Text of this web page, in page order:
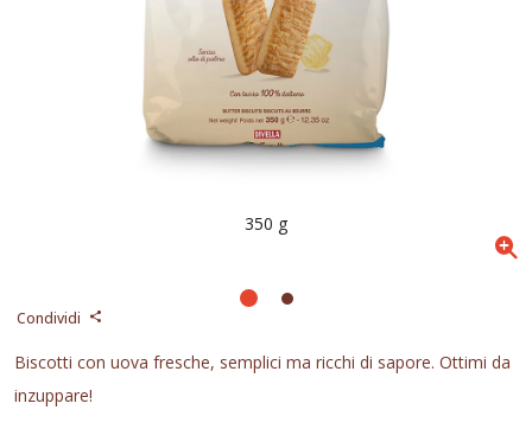
Condividi
Biscotti con uova fresche, semplici ma ricchi di sapore. Ottimi da
inzuppare!
350 g